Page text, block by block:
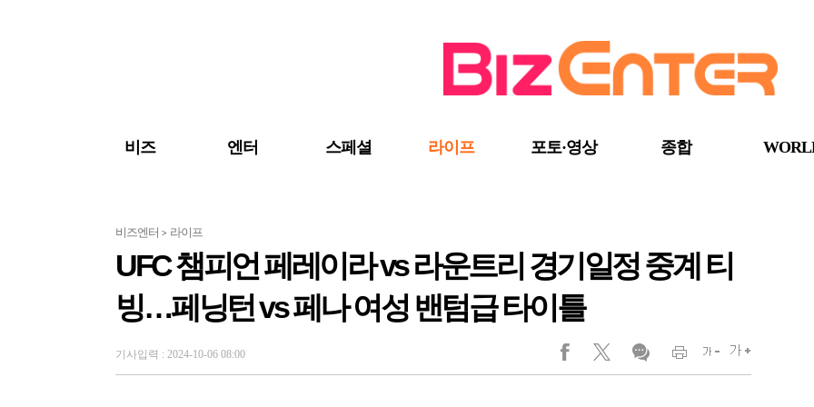
비즈 엔터 스페셜 라이프 포토·영상 종합
비즈엔터 > 라이프
UFC 챔피언 페레이라 vs 라운트리 경기일정 중계 티
빙…페닝턴 vs 페나 여성 밴텀급 타이틀
기사입력 : 2024-10-06 08:00